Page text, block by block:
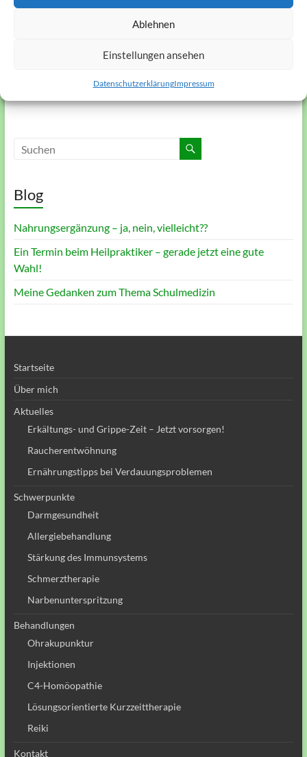
Ablehnen
Einstellungen ansehen
DatenschutzerklärungImpressum
Website
Blog
Nahrungsergänzung – ja, nein, vielleicht??
Ein Termin beim Heilpraktiker – gerade jetzt eine gute
Wahl!
Meine Gedanken zum Thema Schulmedizin
Startseite
Über mich
Aktuelles
Erkältungs- und Grippe-Zeit – Jetzt vorsorgen!
Raucherentwöhnung
Ernährungstipps bei Verdauungsproblemen
Schwerpunkte
Darmgesundheit
Allergiebehandlung
Stärkung des Immunsystems
Schmerztherapie
Narbenunterspritzung
Behandlungen
Ohrakupunktur
Injektionen
C4-Homöopathie
Lösungsorientierte Kurzzeittherapie
Reiki
Kontakt